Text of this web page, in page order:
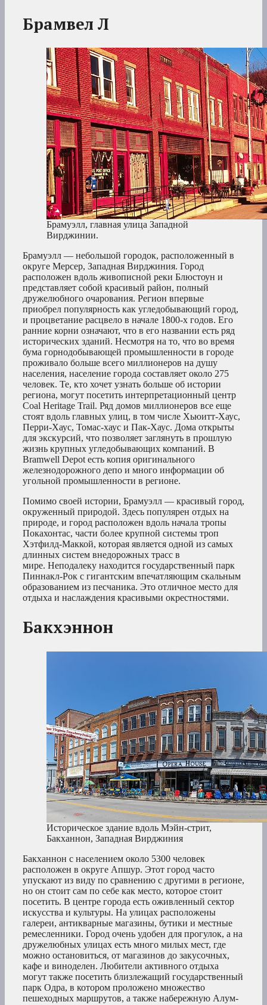
Брамвел Л
Брамуэлл, главная улица Западной
Вирджинии.
Брамуэлл — небольшой городок, расположенный в
округе Мерсер, Западная Вирджиния. Город
расположен вдоль живописной реки Блюстоун и
представляет собой красивый район, полный
дружелюбного очарования. Регион впервые
приобрел популярность как угледобывающий город,
и процветание расцвело в начале 1800-х годов. Его
ранние корни означают, что в его названии есть ряд
исторических зданий. Несмотря на то, что во время
бума горнодобывающей промышленности в городе
проживало больше всего миллионеров на душу
населения, население города составляет около 275
человек. Те, кто хочет узнать больше об истории
региона, могут посетить интерпретационный центр
Coal Heritage Trail. Ряд домов миллионеров все еще
стоят вдоль главных улиц, в том числе Хьюитт-Хаус,
Перри-Хаус, Томас-хаус и Пак-Хаус. Дома открыты
для экскурсий, что позволяет заглянуть в прошлую
жизнь крупных угледобывающих компаний. В
Bramwell Depot есть копия оригинального
железнодорожного депо и много информации об
угольной промышленности в регионе.
Помимо своей истории, Брамуэлл — красивый город,
окруженный природой. Здесь популярен отдых на
природе, и город расположен вдоль начала тропы
Покахонтас, части более крупной системы троп
Хэтфилд-Маккой, которая является одной из самых
длинных систем внедорожных трасс в
мире. Неподалеку находится государственный парк
Пиннакл-Рок с гигантским впечатляющим скальным
образованием из песчаника. Это отличное место для
отдыха и наслаждения красивыми окрестностями.
Бакхэннон
Историческое здание вдоль Мэйн-стрит,
Бакханнон, Западная Вирджиния
Бакханнон с населением около 5300 человек
расположен в округе Апшур. Этот город часто
упускают из виду по сравнению с другими в регионе,
но он стоит сам по себе как место, которое стоит
посетить. В центре города есть оживленный сектор
искусства и культуры. На улицах расположены
галереи, антикварные магазины, бутики и местные
ремесленники. Город очень удобен для прогулок, а на
дружелюбных улицах есть много милых мест, где
можно остановиться, от магазинов до закусочных,
кафе и виноделен. Любители активного отдыха
могут также посетить близлежащий государственный
парк Одра, в котором проложено множество
пешеходных маршрутов, а также набережную Алум-